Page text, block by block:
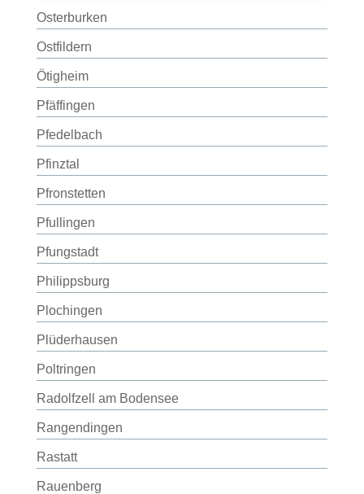
Osterburken
Ostfildern
Ötigheim
Pfäffingen
Pfedelbach
Pfinztal
Pfronstetten
Pfullingen
Pfungstadt
Philippsburg
Plochingen
Plüderhausen
Poltringen
Radolfzell am Bodensee
Rangendingen
Rastatt
Rauenberg